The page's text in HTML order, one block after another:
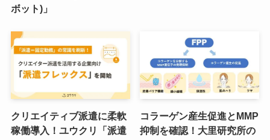
ボット)」
クリエイティブ派遣に柔軟
稼働導入！ユウクリ「派遣
コラーゲン産生促進とMMP
抑制を確認！大里研究所の